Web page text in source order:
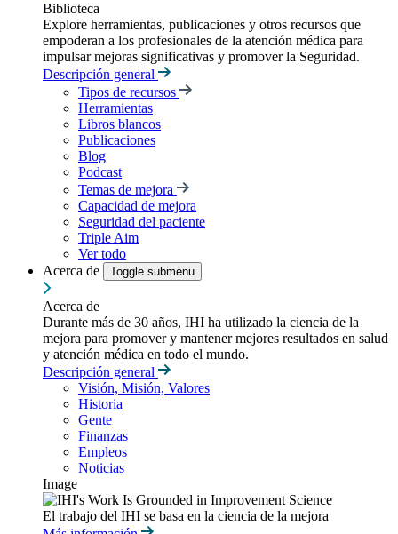
Biblioteca
Explore herramientas, publicaciones y otros recursos que
empoderan a los profesionales de la atención médica para
impulsar mejoras significativas y promover la Seguridad.
Descripción general
Tipos de recursos
Herramientas
Libros blancos
Publicaciones
Blog
Podcast
Temas de mejora
Capacidad de mejora
Seguridad del paciente
Triple Aim
Ver todo
Acerca de
Toggle submenu
Acerca de
Durante más de 30 años, IHI ha utilizado la ciencia de la
mejora para promover y mantener mejores resultados en salud
y atención médica en todo el mundo.
Descripción general
Visión, Misión, Valores
Historia
Gente
Finanzas
Empleos
Noticias
Image
El trabajo del IHI se basa en la ciencia de la mejora